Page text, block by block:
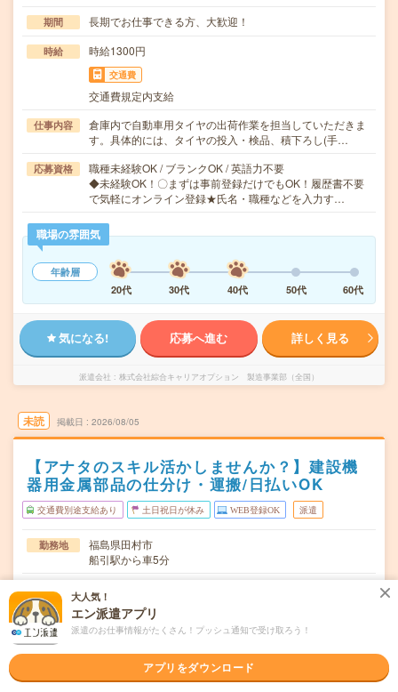
期間 長期でお仕事できる方、大歓迎！
時給 時給1300円
交通費
交通費規定内支給
仕事内容
倉庫内で自動車用タイヤの出荷作業を担当していただきま
す。具体的には、タイヤの投入・検品、積下ろし(手…
応募資格
職種未経験OK / ブランクOK / 英語力不要
◆未経験OK！〇まずは事前登録だけでもOK！履歴書不要
で気軽にオンライン登録★氏名・職種などを入力す…
職場の雰囲気
年齢層
20代
30代 40代 50代 60代
気になる! 応募へ進む 詳しく見る
派遣会社 株式会社綜合キャリアオプション 製造事業部（全国）
未読 掲載日 2026/08/05
【アナタのスキル活かしませんか？】建設機
器用金属部品の仕分け・運搬/日払いOK
交通費別途支給あり 土日祝日が休み WEB登録OK 派遣
勤務地
福島県田村市
船引駅から車5分
曜日頻度
時間 08:30～17:1506:30～15:2515:20～00:15
期間
時給1300円
大人気！
エン派遣アプリ
派遣のお仕事情報がたくさん！プッシュ通知で受け取ろう！
アプリをダウンロード